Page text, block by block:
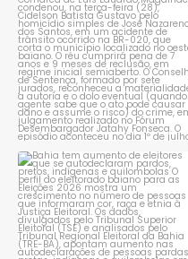
1 0
Bahia tem aumento de eleitores
que se autodeclaram...
1 0